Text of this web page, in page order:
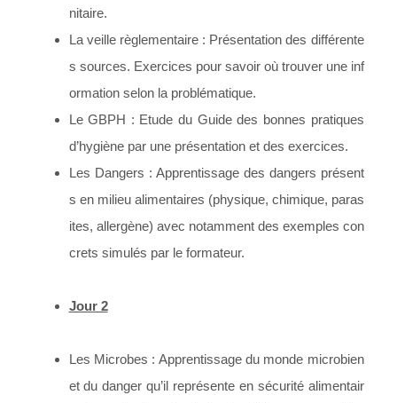
nitaire.
La veille règlementaire : Présentation des différente
s sources. Exercices pour savoir où trouver une inf
ormation selon la problématique.
Le GBPH : Etude du Guide des bonnes pratiques
d’hygiène par une présentation et des exercices.
Les Dangers : Apprentissage des dangers présent
s en milieu alimentaires (physique, chimique, paras
ites, allergène) avec notamment des exemples con
crets simulés par le formateur.
Jour 2
Les Microbes : Apprentissage du monde microbien
et du danger qu’il représente en sécurité alimentair